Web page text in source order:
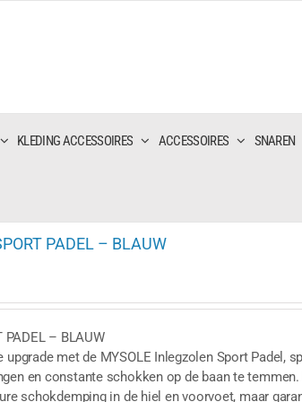
KLEDING ACCESSOIRES ACCESSOIRES SNAREN
PADEL – BLAUW
PADEL – BLAUW
upgrade met de MYSOLE Inlegzolen Sport Padel,
en constante schokken op de baan te
schokdemping in de hiel en voorvoet, maar